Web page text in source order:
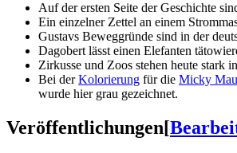
Auf der ersten Seite der Geschichte
Ein einzelner Zettel an einem
Gustavs Beweggründe sind in der
Dagobert lässt einen Elefanten
Zirkusse und Zoos stehen heute stark
Bei derKolorierung für die Micky
wurde hier grau gezeichnet.
Veröffentlichungen[